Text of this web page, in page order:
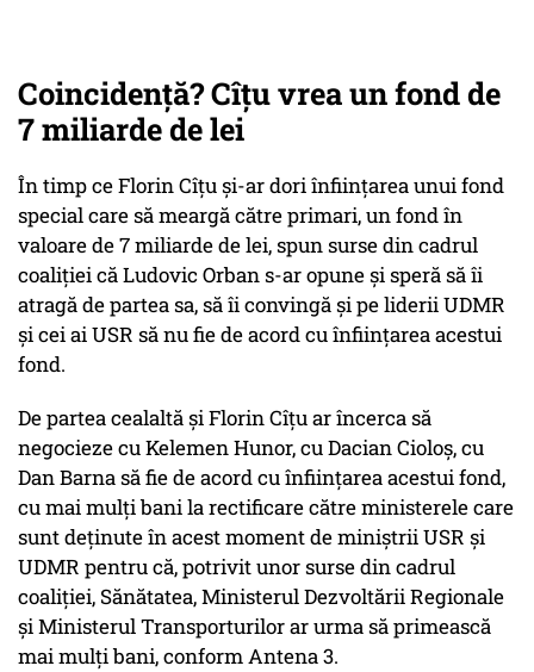
Coincidență? Cîțu vrea un fond de
7 miliarde de lei
În timp ce Florin Cîțu şi-ar dori înfiinţarea unui fond
special care să meargă către primari, un fond în
valoare de 7 miliarde de lei, spun surse din cadrul
coaliţiei că Ludovic Orban s-ar opune şi speră să îi
atragă de partea sa, să îi convingă şi pe liderii UDMR
şi cei ai USR să nu fie de acord cu înfiinţarea acestui
fond.
De partea cealaltă şi Florin Cîțu ar încerca să
negocieze cu Kelemen Hunor, cu Dacian Cioloș, cu
Dan Barna să fie de acord cu înfiinţarea acestui fond,
cu mai mulţi bani la rectificare către ministerele care
sunt deţinute în acest moment de miniştrii USR şi
UDMR pentru că, potrivit unor surse din cadrul
coaliţiei, Sănătatea, Ministerul Dezvoltării Regionale
şi Ministerul Transporturilor ar urma să primească
mai mulţi bani, conform Antena 3.